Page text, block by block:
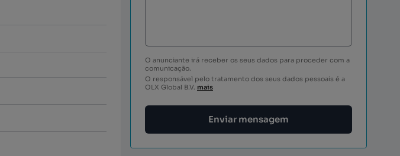
O anunciante irá receber os seus dados para proceder com a
comunicação.
O responsável pelo tratamento dos seus dados pessoais é a
OLX Global B.V. mais
Enviar mensagem